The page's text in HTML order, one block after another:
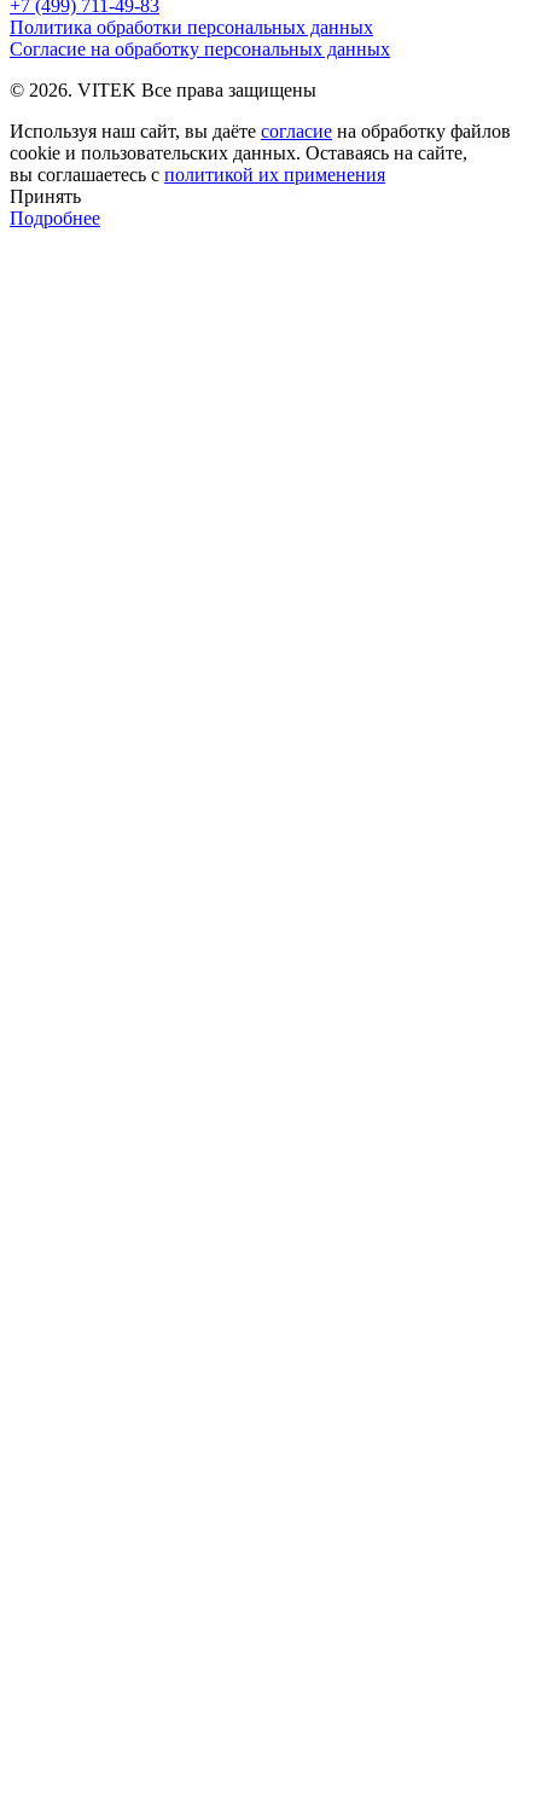
+7 (499) 711-49-83
Политика обработки персональных данных
Согласие на обработку персональных данных
© 2026. VITEK Все права защищены
Используя наш сайт, вы даёте согласие на обработку файлов
cookie и пользовательских данных. Оставаясь на сайте,
вы соглашаетесь с политикой их применения
Принять
Подробнее